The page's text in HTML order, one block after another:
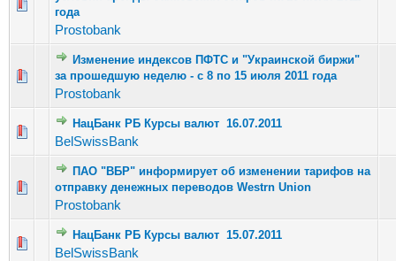
года
Prostobank
Голосов: 5 - Средняя оценка: 2.4 из 5
12345
Изменение индексов ПФТС и "Украинской биржи"
за прошедшую неделю - с 8 по 15 июля 2011 года
Prostobank
Голосов: 1 - Средняя оценка: 1 из 5
12345
НацБанк РБ Курсы валют 16.07.2011
BelSwissBank
Голосов: 4 - Средняя оценка: 1 из 5
123 4 5
ПАО "ВБР" информирует об изменении тарифов на
отправку денежных переводов Westrn Union
Prostobank
Голосов: 2 - Средняя оценка: 1.5 из 5
1 2345
НацБанк РБ Курсы валют 15.07.2011
BelSwissBank
Голосов: 2 - Средняя оценка: 3 из 5
123 4 5